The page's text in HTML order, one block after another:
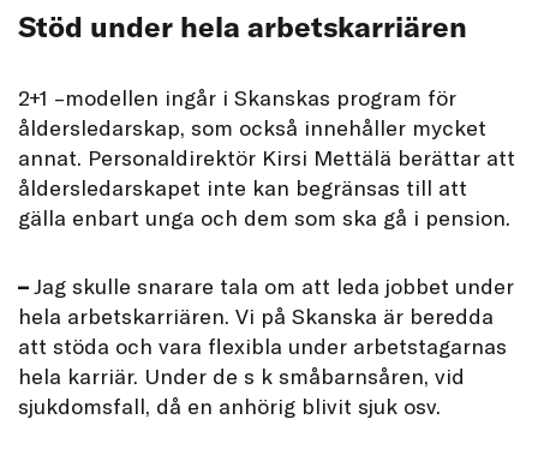
Stöd under hela arbetskarriären
2+1 –modellen ingår i Skanskas program för
åldersledarskap, som också innehåller mycket
annat. Personaldirektör Kirsi Mettälä berättar att
åldersledarskapet inte kan begränsas till att
gälla enbart unga och dem som ska gå i pension.
–Jag skulle snarare tala om att leda jobbet under
hela arbetskarriären. Vi på Skanska är beredda
att stöda och vara flexibla under arbetstagarnas
hela karriär. Under de s k småbarnsåren, vid
sjukdomsfall, då en anhörig blivit sjuk osv.